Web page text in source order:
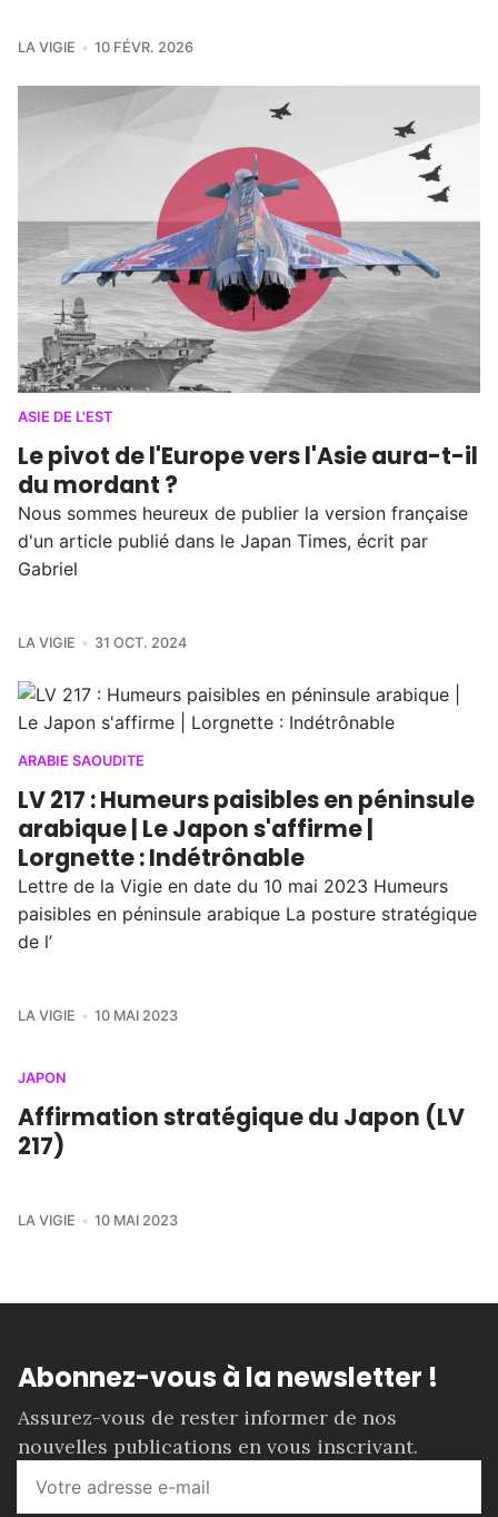
LA VIGIE 10 FÉVR. 2026
ASIE DE L'EST
Le pivot de l'Europe vers l'Asie aura-t-il
du mordant ?
Nous sommes heureux de publier la version française
d'un article publié dans le Japan Times, écrit par
Gabriel
LA VIGIE 31 OCT. 2024
ARABIE SAOUDITE
LV 217 : Humeurs paisibles en péninsule
arabique | Le Japon s'affirme |
Lorgnette : Indétrônable
Lettre de la Vigie en date du 10 mai 2023 Humeurs
paisibles en péninsule arabique La posture stratégique
de l’
LA VIGIE 10 MAI 2023
JAPON
Affirmation stratégique du Japon (LV
217)
LA VIGIE 10 MAI 2023
Abonnez-vous à la newsletter !
Assurez-vous de rester informer de nos
nouvelles publications en vous inscrivant.